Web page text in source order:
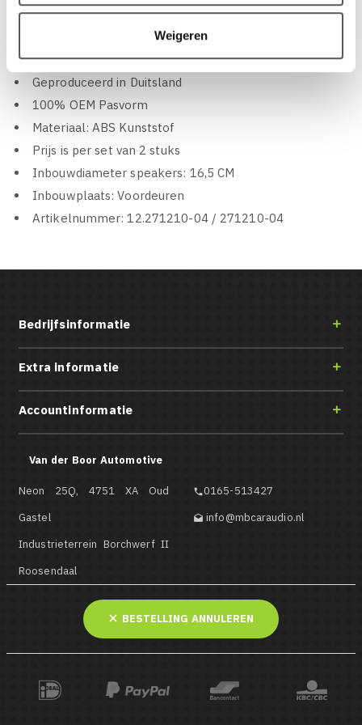
Weigeren
SET NISSAN MICRA (002):
ACV Speakerringen set geschikt voor de Nissan Micra
(K12, 2/3 deurs) van 2003 tot 2010
Geproduceerd in Duitsland
100% OEM Pasvorm
Materiaal: ABS Kunststof
Prijs is per set van 2 stuks
Inbouwdiameter speakers: 16,5 CM
Inbouwplaats: Voordeuren
Artikelnummer: 12.271210-04 / 271210-04
Bedrijfsinformatie 
Extra informatie 
Accountinformatie 
Van der Boor Automotive
Neon 25Q, 4751 XA Oud
Gastel
Industrieterrein Borchwerf II
Roosendaal
0165-513427
 info@mbcaraudio.nl
BESTELLING ANNULEREN